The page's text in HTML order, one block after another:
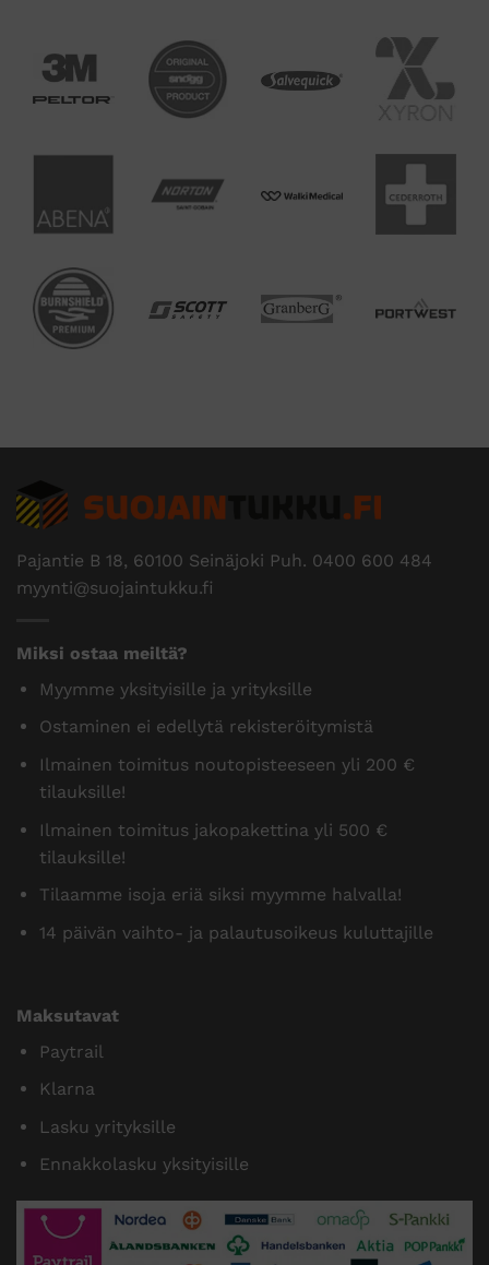
Pajantie B 18, 60100 Seinäjoki Puh. 0400 600 484
myynti@suojaintukku.fi
Miksi ostaa meiltä?
Myymme yksityisille ja yrityksille
Ostaminen ei edellytä rekisteröitymistä
Ilmainen toimitus noutopisteeseen yli 200 €
tilauksille!
Ilmainen toimitus jakopakettina yli 500 €
tilauksille!
Tilaamme isoja eriä siksi myymme halvalla!
14 päivän vaihto- ja palautusoikeus kuluttajille
Maksutavat
Paytrail
Klarna
Lasku yrityksille
Ennakkolasku yksityisille